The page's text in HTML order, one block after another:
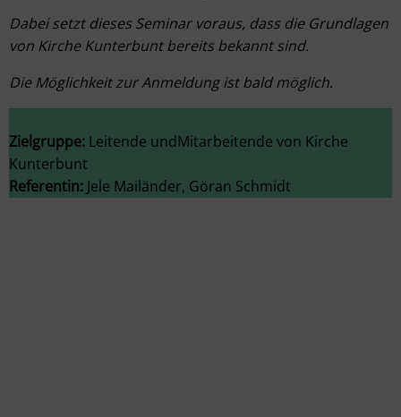
Dabei setzt dieses Seminar voraus, dass die Grundlagen
von Kirche Kunterbunt bereits bekannt sind.
Die Möglichkeit zur Anmeldung ist bald möglich.
Zielgruppe: Leitende undMitarbeitende von Kirche
Kunterbunt
Referentin: Jele Mailänder, Göran Schmidt